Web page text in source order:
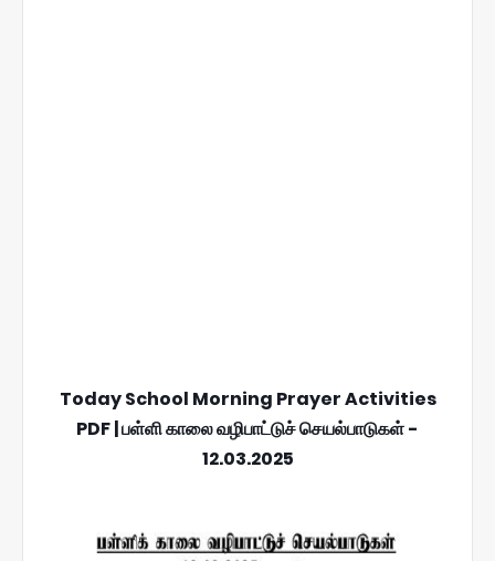
Today School Morning Prayer Activities
PDF | பள்ளி காலை வழிபாட்டுச் செயல்பாடுகள் -
12.03.2025